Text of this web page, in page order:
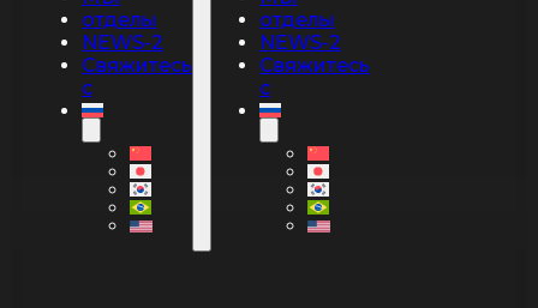
отделы
NEWS-2
Свяжитесь
с
отделы
NEWS-2
Свяжитесь
с